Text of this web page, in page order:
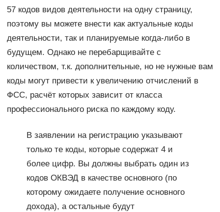
57 кодов видов деятельности на одну страницу,
поэтому вы можете внести как актуальные коды
деятельности, так и планируемые когда-либо в
будущем. Однако не перебарщивайте с
количеством, т.к. дополнительные, но не нужные вам
коды могут привести к увеличению отчислений в
ФСС, расчёт которых зависит от класса
профессионального риска по каждому коду.
В заявлении на регистрацию указывают
только те коды, которые содержат 4 и
более цифр. Вы должны выбрать один из
кодов ОКВЭД в качестве основного (по
которому ожидаете получение основного
дохода), а остальные будут